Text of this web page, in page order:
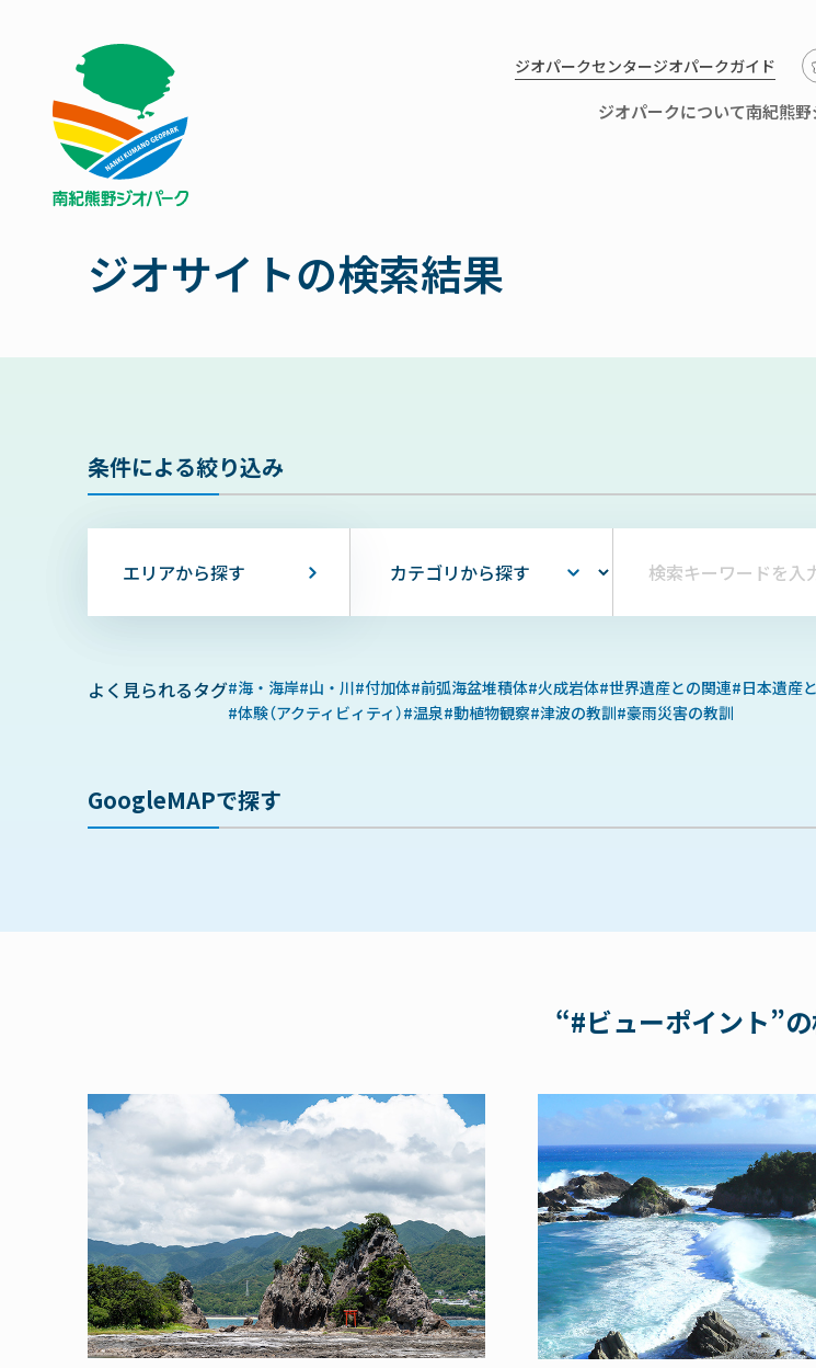
ジオパークセンタージオパークガイド
ジオパークについて南紀熊
ジオサイトの検索結果
条件による絞り込み
エリアから探す
よく見られるタグ 海・海岸 山・川 付加体 前弧海盆堆積体 火成岩体 世界遺産との関連 日本遺産
体験（アクティビィティ） 温泉 動植物観察 津波の教訓 豪雨災害の教訓
GoogleMAPで探す
“#ビューポイント”